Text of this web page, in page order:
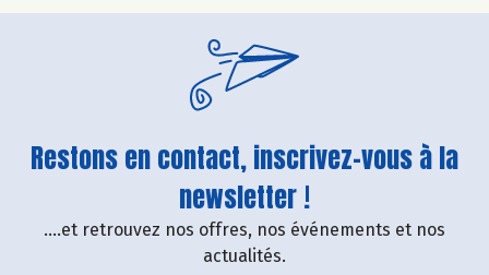
Restons en contact, inscrivez-vous à la
newsletter !
....et retrouvez nos offres, nos événements et nos
actualités.